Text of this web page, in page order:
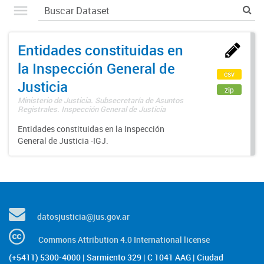
Entidades constituidas en
la Inspección General de
Justicia
Ministerio de Justicia. Subsecretaría de Asuntos
Registrales. Inspección General de Justicia
Entidades constituidas en la Inspección
General de Justicia -IGJ.
csv
zip
datosjusticia@jus.gov.ar
Commons Attribution 4.0 International license
(+5411) 5300-4000 | Sarmiento 329 | C 1041 AAG | Ciudad